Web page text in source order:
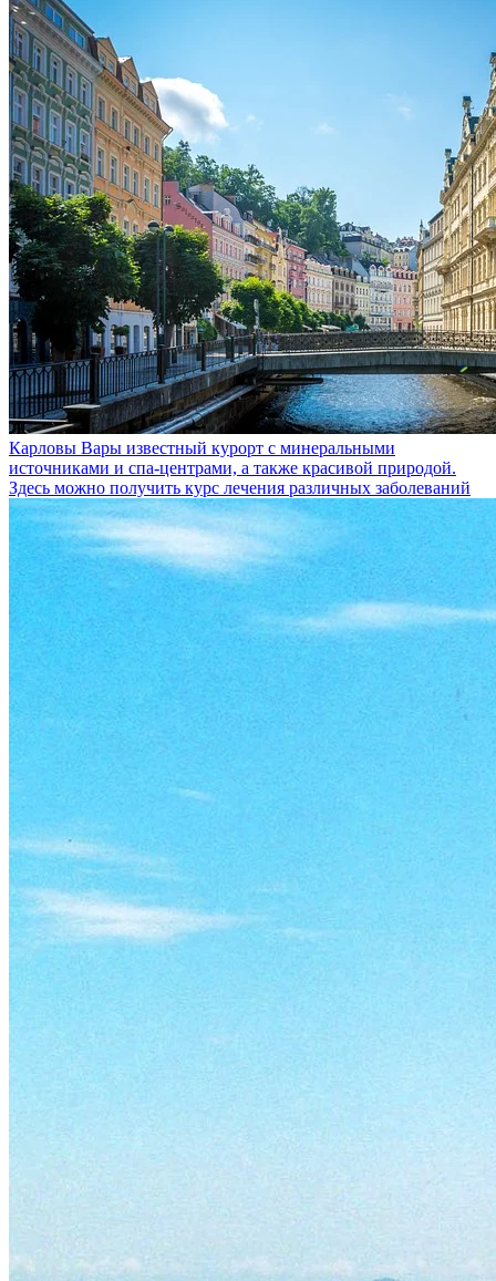
Карловы Вары известный курорт с минеральными
источниками и спа-центрами, а также красивой природой.
Здесь можно получить курс лечения различных заболеваний